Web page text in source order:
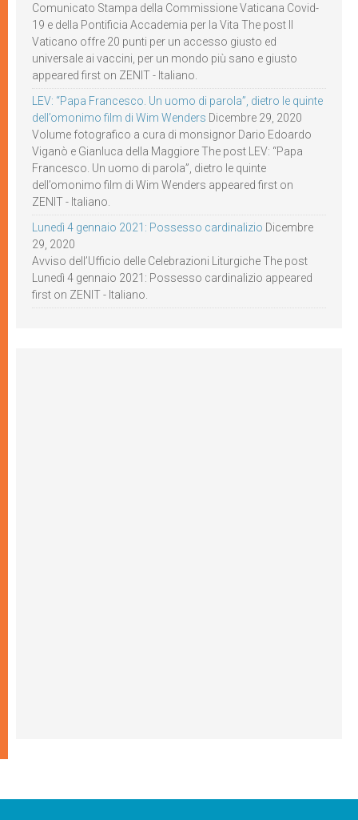
Comunicato Stampa della Commissione Vaticana Covid-
19 e della Pontificia Accademia per la Vita The post Il
Vaticano offre 20 punti per un accesso giusto ed
universale ai vaccini, per un mondo più sano e giusto
appeared first on ZENIT - Italiano.
LEV: “Papa Francesco. Un uomo di parola”, dietro le quinte
dell’omonimo film di Wim Wenders Dicembre 29, 2020
Volume fotografico a cura di monsignor Dario Edoardo
Viganò e Gianluca della Maggiore The post LEV: “Papa
Francesco. Un uomo di parola”, dietro le quinte
dell’omonimo film di Wim Wenders appeared first on
ZENIT - Italiano.
Lunedì 4 gennaio 2021: Possesso cardinalizio Dicembre
29, 2020
Avviso dell’Ufficio delle Celebrazioni Liturgiche The post
Lunedì 4 gennaio 2021: Possesso cardinalizio appeared
first on ZENIT - Italiano.